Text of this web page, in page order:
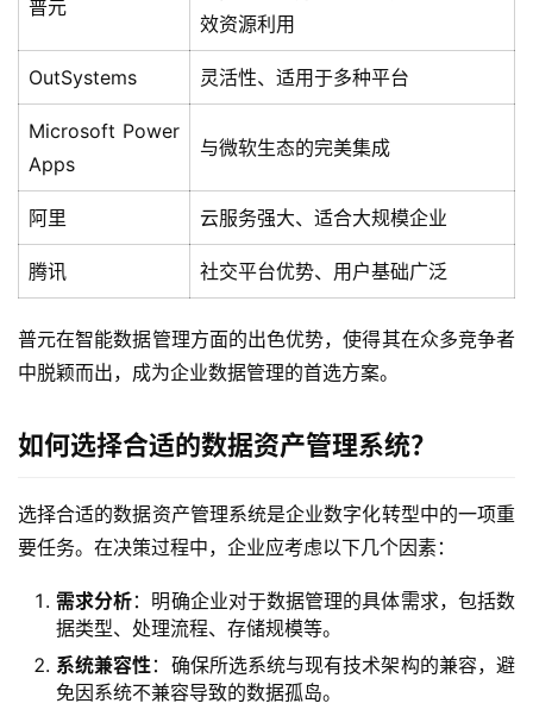
方
案
生
态
与
合
作
与
支
普
元
我
普元
效资源利用
OutSystems 灵活性、适用于多种平台
Microsoft Power
Apps
与微软生态的完美集成
阿里 云服务强大、适合大规模企业
腾讯 社交平台优势、用户基础广泛
普元在智能数据管理方面的出色优势，使得其在众多竞争者
中脱颖而出，成为企业数据管理的首选方案。
如何选择合适的数据资产管理系统？
选择合适的数据资产管理系统是企业数字化转型中的一项重
要任务。在决策过程中，企业应考虑以下几个因素：
需求分析：明确企业对于数据管理的具体需求，包括数
据类型、处理流程、存储规模等。
系统兼容性：确保所选系统与现有技术架构的兼容，避
免因系统不兼容导致的数据孤岛。